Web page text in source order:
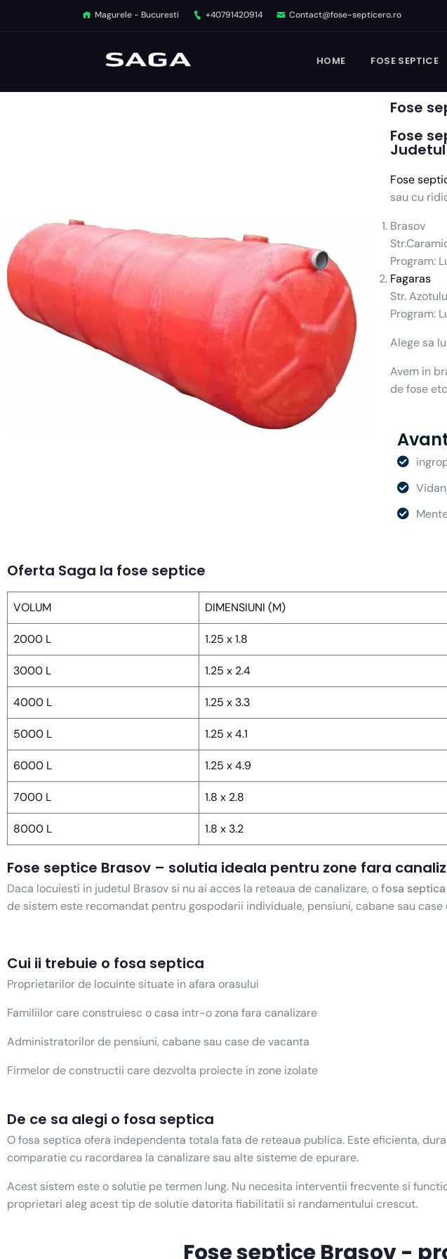
Magurele - Bucuresti +40791420914 Contact@fose-septicero.ro
HOME FOSE SEPTICE
Fose
Fose
Fose
sau cu
Brasov
Program:
Fagaras
Str.
Program:
Alege sa
Avem in
de fose
Oferta Saga la fose septice
VOLUM DIMENSIUNI (M)
2000 L 1.25 x 1.8
3000 L 1.25 x 2.4
4000 L 1.25 x 3.3
5000 L 1.25 x 4.1
6000 L 1.25 x 4.9
7000 L 1.8 x 2.8
8000 L 1.8 x 3.2
Fose septice Brasov – solutia ideala pentru zone fara
Daca locuiesti in judetul Brasov si nu ai acces la reteaua de canalizare, ofosa septica
de sistem este recomandat pentru gospodarii individuale, pensiuni, cabane sau
Cui ii trebuie o fosa septica
Proprietarilor de locuinte situate in afara orasului
Familiilor care construiesc o casa intr-o zona fara canalizare
Administratorilor de pensiuni, cabane sau case de vacanta
Firmelor de constructii care dezvolta proiecte in zone izolate
De ce sa alegi o fosa septica
O fosa septica ofera independenta totala fata de reteaua publica. Este eficienta,
comparatie cu racordarea la canalizare sau alte sisteme de epurare.
Acest sistem este o solutie pe termen lung. Nu necesita interventii frecvente si
proprietari aleg acest tip de solutie datorita fiabilitatii si randamentului crescut.
Fose septice Brasov -